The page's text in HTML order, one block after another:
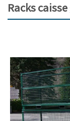
Racks